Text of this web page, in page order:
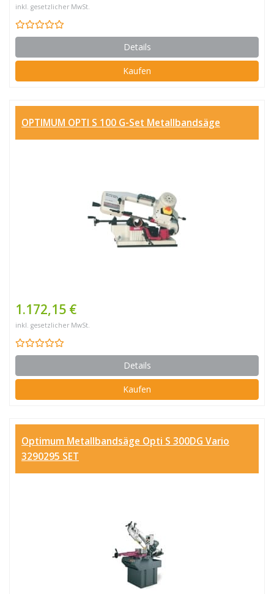
inkl. gesetzlicher MwSt.
Details
Kaufen
OPTIMUM OPTI S 100 G-Set Metallbandsäge
1.172,15 €
inkl. gesetzlicher MwSt.
Details
Kaufen
Optimum Metallbandsäge Opti S 300DG Vario
3290295 SET